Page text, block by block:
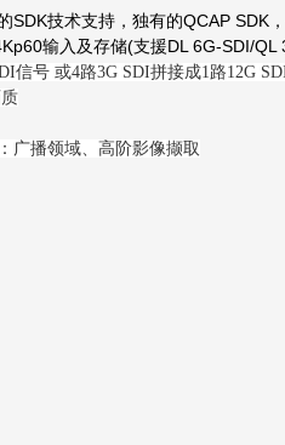
SDK技术支持，独有的QCAP SDK
输入及存储(支援DL 6G-SDI/QL
信号 或4路3G SDI拼接成1路12G
广播领域、高阶影像撷取